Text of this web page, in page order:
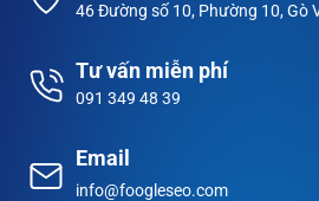
46 Đường số 10, Phường 10, Gò
Tư vấn miễn phí
091 349 48 39
Email
info@foogleseo.com